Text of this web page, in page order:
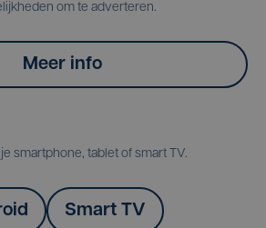
om te adverteren.
Meer info
smartphone, tablet of smart TV.
Smart TV